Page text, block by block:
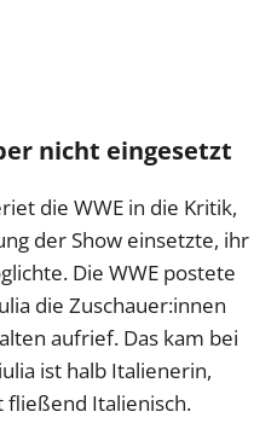
nicht eingesetzt
die WWE in die Kritik,
der Show einsetzte, ihr
Die WWE postete
die Zuschauer:innen
aufrief. Das kam bei
ist halb Italienerin,
fließend Italienisch.